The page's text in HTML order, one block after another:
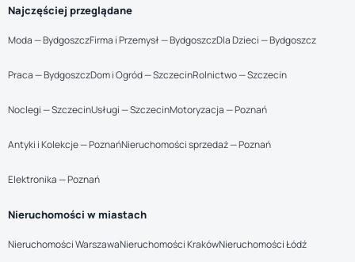
Najczęściej przeglądane
Moda — BydgoszczFirma i Przemysł — BydgoszczDla Dzieci — Bydgoszcz
Praca — BydgoszczDom i Ogród — SzczecinRolnictwo — Szczecin
Noclegi — SzczecinUsługi — SzczecinMotoryzacja — Poznań
Antyki i Kolekcje — PoznańNieruchomości sprzedaż — Poznań
Elektronika — Poznań
Nieruchomości w miastach
Nieruchomości WarszawaNieruchomości KrakówNieruchomości Łódź